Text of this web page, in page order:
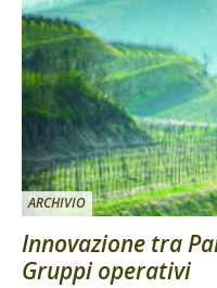
ARCHIVIO
Innovazione tra
Gruppi operativi